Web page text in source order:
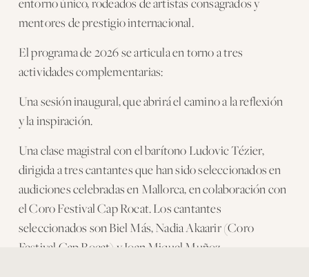
mentores de prestigio internacional.
El programa de 2026 se articula en torno a tres
actividades complementarias:
Una sesión inaugural, que abrirá el camino a la reflexión
y la inspiración.
Una clase magistral con el barítono Ludovic Tézier,
dirigida a tres cantantes que han sido seleccionados en
audiciones celebradas en Mallorca, en colaboración con
el Coro Festival Cap Rocat. Los cantantes
seleccionados son Biel Más, Nadia Akaarir (Coro
Festival Cap Rocat) y Joan Miquel Muñoz.